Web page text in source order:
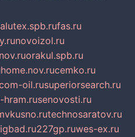
alutex.spb.rufas.ru
novoizol.ru
orakul.spb.ru
home.nov.rucemko.ru
oil.rusuperiorsearch.ru
hram.rusenovosti.ru
technosaratov.ru
227gp.ruwes-ex.ru